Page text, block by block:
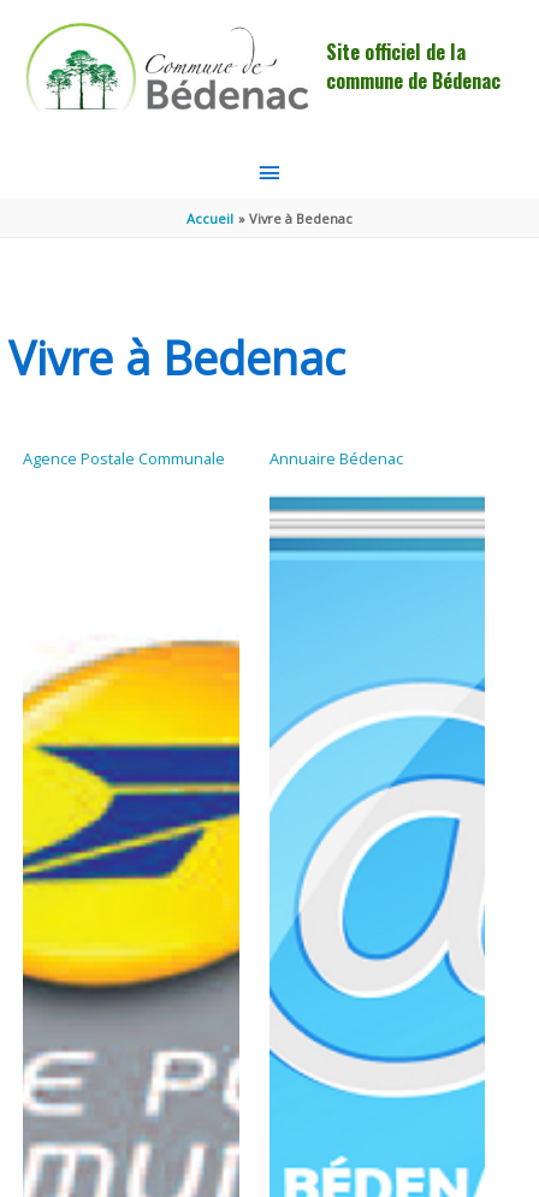
Site officiel de la
commune de Bédenac
MENU
PRINCIPAL
Accueil Vivre à Bedenac
Vivre à Bedenac
Agence Postale Communale Annuaire Bédenac